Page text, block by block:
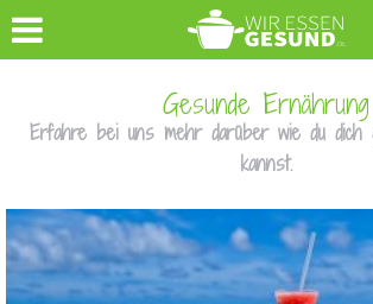
Gesunde Ernährung
Erfahre bei uns mehr darüber wie du dich
kannst.